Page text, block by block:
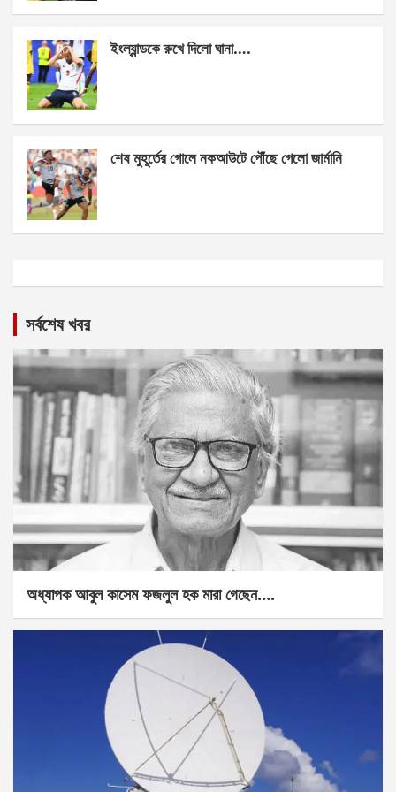
ইংল্যান্ডকে রুখে দিলো ঘানা….
শেষ মুহূর্তের গোলে নকআউটে পৌঁছে গেলো জার্মানি
সর্বশেষ খবর
অধ্যাপক আবুল কাসেম ফজলুল হক মারা গেছেন….